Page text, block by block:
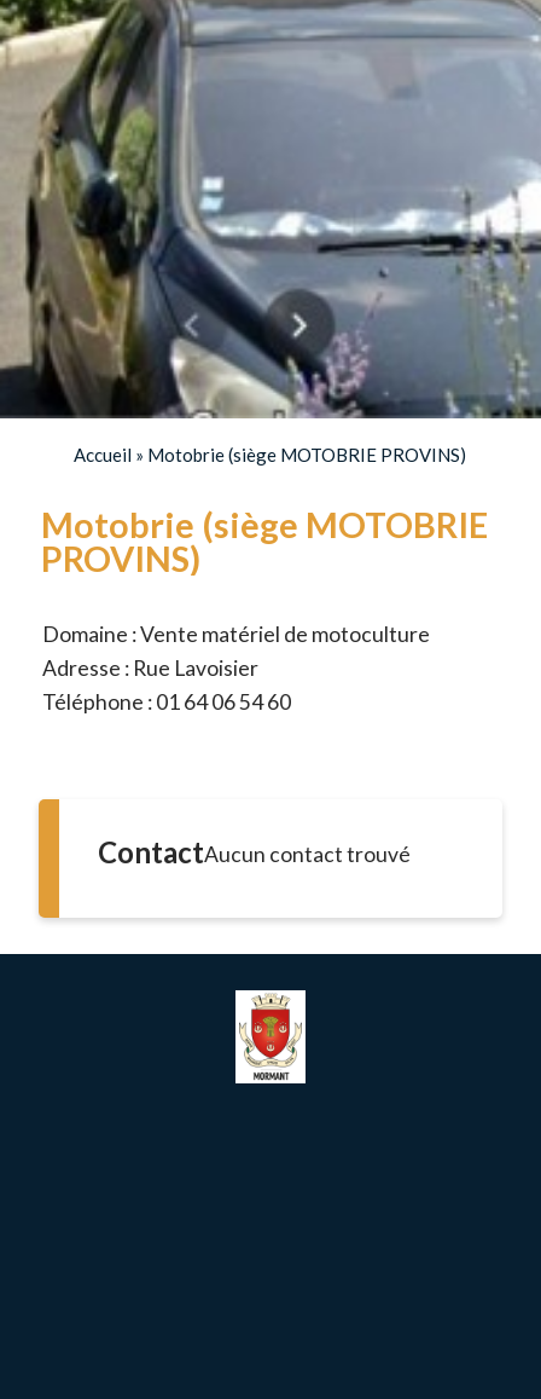
Accueil » Motobrie (siège MOTOBRIE PROVINS)
Motobrie (siège MOTOBRIE
PROVINS)
Domaine : Vente matériel de motoculture
Adresse : Rue Lavoisier
Téléphone : 01 64 06 54 60
ContactAucun contact trouvé